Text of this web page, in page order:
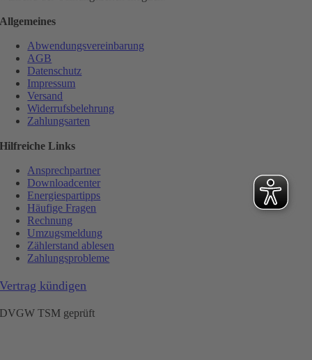
Allgemeines
Abwendungsvereinbarung
AGB
Datenschutz
Impressum
Versand
Widerrufsbelehrung
Zahlungsarten
Hilfreiche Links
Ansprechpartner
Downloadcenter
Energiespartipps
Häufige Fragen
Rechnung
Umzugsmeldung
Zählerstand ablesen
Zahlungsprobleme
Vertrag kündigen
DVGW TSM geprüft